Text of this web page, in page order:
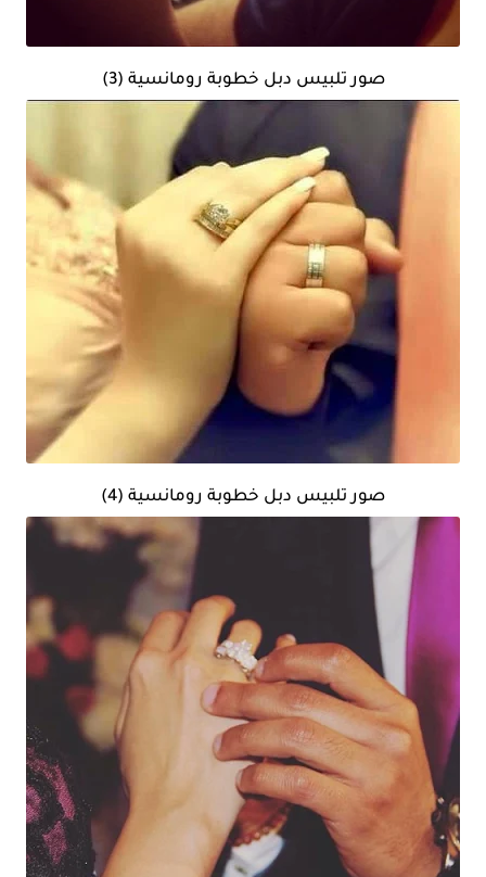
صور تلبيس دبل خطوبة رومانسية (3)
صور تلبيس دبل خطوبة رومانسية (4)